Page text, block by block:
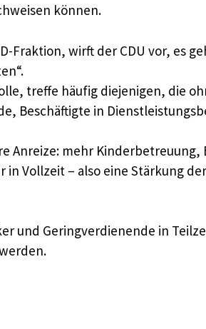
können.
Fraktion, wirft der CDU vor, es
treffe häufig diejenigen, die
Beschäftigte in
Anreize: mehr
Vollzeit – also eine Stärkung
und Geringverdienende in